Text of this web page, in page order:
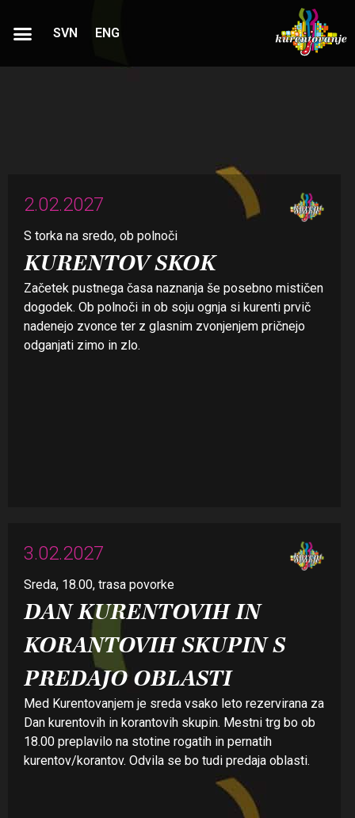
SVN ENG
2.02.2027
S torka na sredo, ob polnoči
KURENTOV SKOK
Začetek pustnega časa naznanja še posebno mističen
dogodek. Ob polnoči in ob soju ognja si kurenti prvič
nadenejo zvonce ter z glasnim zvonjenjem pričnejo
odganjati zimo in zlo.
3.02.2027
Sreda, 18.00, trasa povorke
DAN KURENTOVIH IN
KORANTOVIH SKUPIN S
PREDAJO OBLASTI
Med Kurentovanjem je sreda vsako leto rezervirana za
Dan kurentovih in korantovih skupin. Mestni trg bo ob
18.00 preplavilo na stotine rogatih in pernatih
kurentov/korantov. Odvila se bo tudi predaja oblasti.